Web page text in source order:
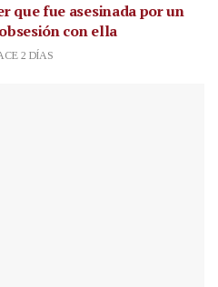
que fue asesinada por un
con ella
2 DÍAS